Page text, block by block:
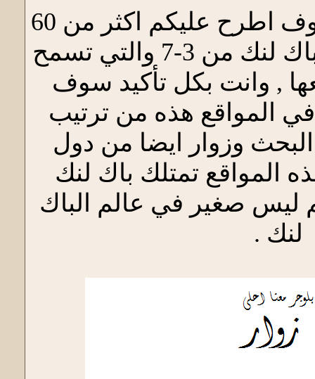
في هذه الموضوع سوف اطرح عليكم اكثر من 60
موقع والتي يتراوح الباك لنك من 3-7 والتي تسمح
, وانت بكل تأكيد سوف
المواقع هذه من ترتيب
وزوار ايضا من دول
المواقع تمتلك باك لنك
رقم ليس صغير في عالم الباك
لنك .